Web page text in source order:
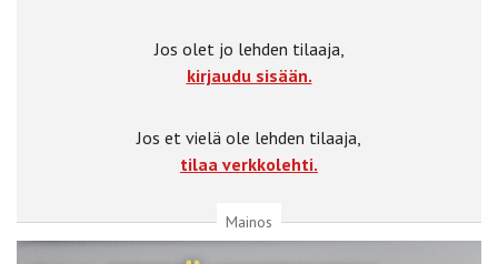
Jos olet jo lehden tilaaja,
kirjaudu sisään.
Jos et vielä ole lehden tilaaja,
tilaa verkkolehti.
Mainos